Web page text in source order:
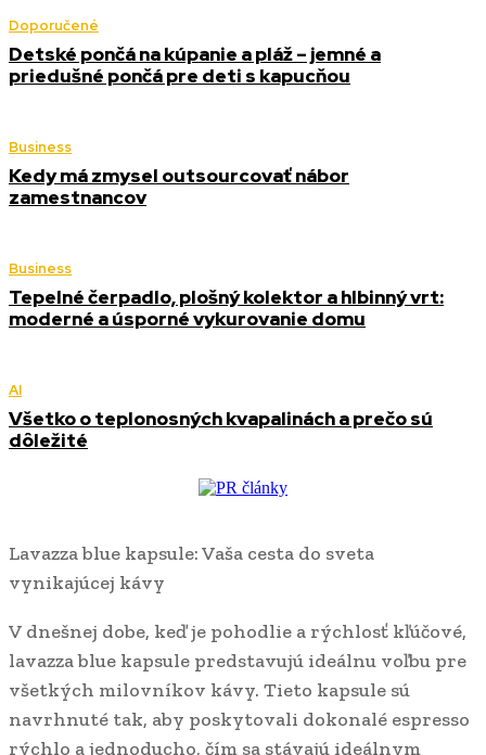
Doporučené
Detské pončá na kúpanie a pláž – jemné a
priedušné pončá pre deti s kapucňou
Business
Kedy má zmysel outsourcovať nábor
zamestnancov
Business
Tepelné čerpadlo, plošný kolektor a hlbinný vrt:
moderné a úsporné vykurovanie domu
AI
Všetko o teplonosných kvapalinách a prečo sú
dôležité
Lavazza blue kapsule: Vaša cesta do sveta
vynikajúcej kávy
V dnešnej dobe, keď je pohodlie a rýchlosť kľúčové,
lavazza blue kapsule predstavujú ideálnu voľbu pre
všetkých milovníkov kávy. Tieto kapsule sú
navrhnuté tak, aby poskytovali dokonalé espresso
rýchlo a jednoducho, čím sa stávajú ideálnym